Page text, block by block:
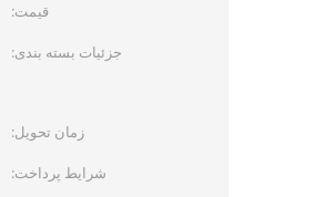
قیمت:
جزئیات بسته بندی:
زمان تحویل:
شرایط پرداخت: